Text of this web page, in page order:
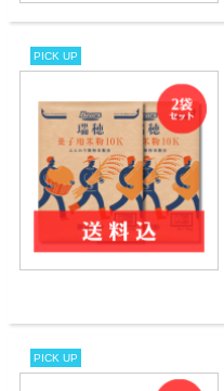
PICK UP
PICK UP